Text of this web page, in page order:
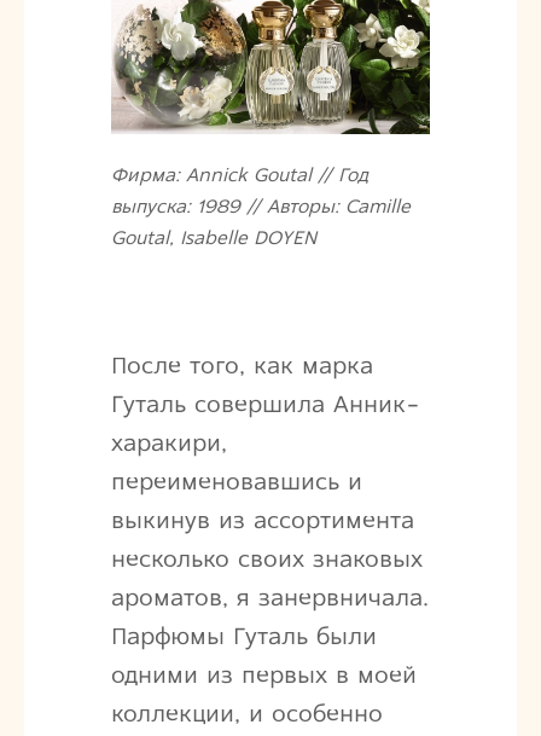
Фирма: Annick Goutal // Год
выпуска: 1989 // Авторы: Camille
Goutal, Isabelle DOYEN
После того, как марка
Гуталь совершила Анник-
харакири,
переименовавшись и
выкинув из ассортимента
несколько своих знаковых
ароматов, я занервничала.
Парфюмы Гуталь были
одними из первых в моей
коллекции, и особенно